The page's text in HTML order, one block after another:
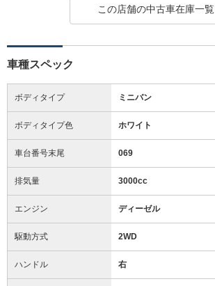
この店舗の中古車在庫一覧
車種スペック
ボディタイプ ミニバン
ボディタイプ色 ホワイト
車台番号末尾 069
排気量 3000cc
エンジン ディーゼル
駆動方式 2WD
ハンドル 右